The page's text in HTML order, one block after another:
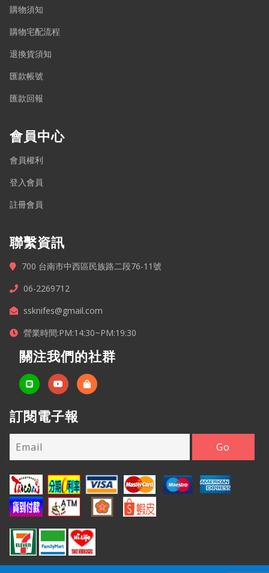
購物須知
購物宅配流程
退換貨須知
匯款帳號
匯款回報
會員中心
會員權利
登入會員
註冊會員
聯繫資訊
700 台南市中西區民族路二段76-11號
06-2269712
ssknifes@gmail.com
營業時間:PM:14:30~PM:19:30
關注我們的社群
訂閱電子報